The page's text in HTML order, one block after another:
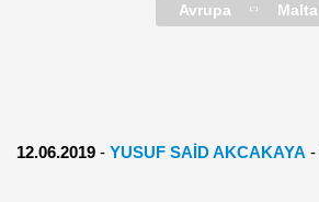
Avrupa Malta
12.06.2019 - YUSUF SAID AKCAKAYA -